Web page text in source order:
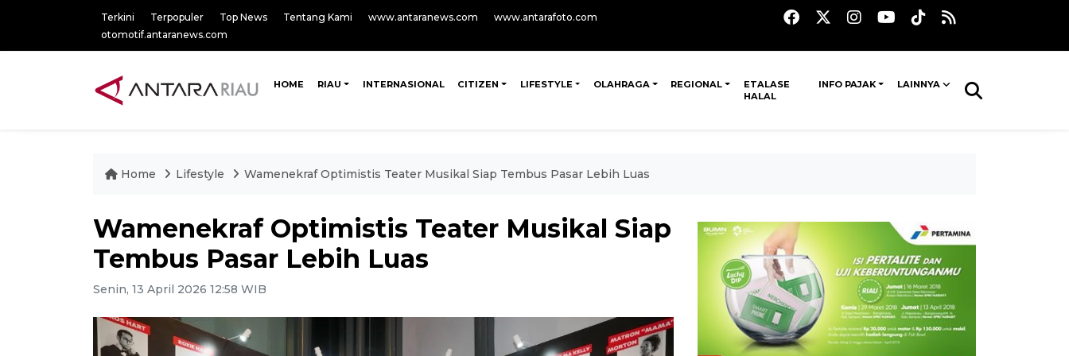
Terkini Terpopuler Top News Tentang Kami www.antaranews.com
www.antarafoto.com
otomotif.antaranews.com
HOME RIAU INTERNASIONAL CITIZEN LIFESTYLE OLAHRAGA REGIONAL
ETALASE
HALAL
INFO PAJAK LAINNYA
Home Lifestyle Wamenekraf Optimistis Teater Musikal Siap Tembus Pasar Lebih Luas
Wamenekraf Optimistis Teater Musikal Siap
Tembus Pasar Lebih Luas
Senin, 13 April 2026 12:58 WIB